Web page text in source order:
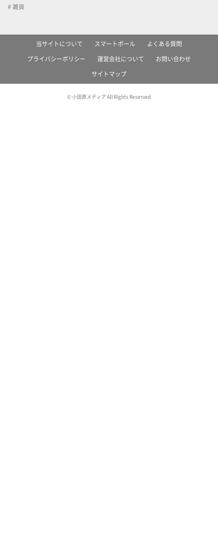
雑貨
当サイトについて スマートポール よくある質問
プライバシーポリシー 運営会社について お問い合わせ
サイトマップ
© 小田原メディア All Rights Reserved